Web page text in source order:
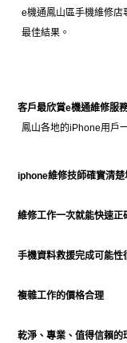
e機通鳳山區手機維修
最佳結果。
客戶最欣賞e機通維修服
鳳山各地的iPhone用戶
iphone維修技師確實清
維修工作一次就能快速正
手機資料救援完成可能性
複雜工作的價格合理
乾淨、專業、值得信賴的